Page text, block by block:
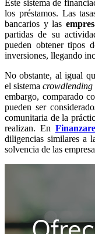
Este sistema de
los préstamos. Las
bancarios y las
partidas de su
pueden obtener tipos
inversiones, llegando
No obstante, al igual
el sistemacrowdlending
embargo, comparado
pueden ser
comunitaria de la
realizan. En
diligencias similares a
solvencia de las